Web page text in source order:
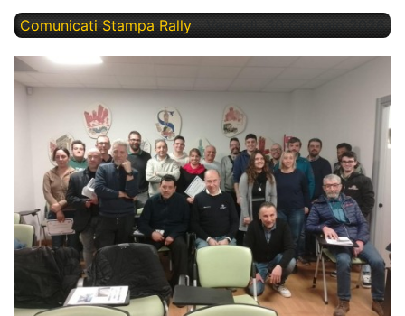
Comunicati Stampa Rally Venerdì, 30 Gennaio 2026